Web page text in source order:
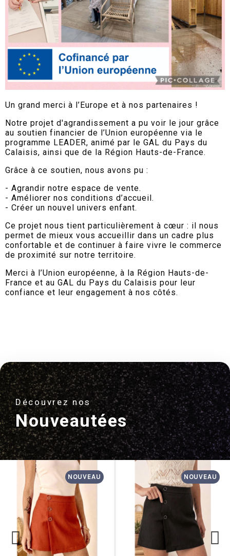
Un grand merci à l’Europe et à nos partenaires !
Notre projet d'agrandissement a pu voir le jour grâce
au soutien financier de l’Union européenne via le
programme LEADER, animé par le GAL du Pays du
Calaisis, ainsi que de la Région Hauts-de-France.
Grâce à ce soutien, nous avons pu :
- Agrandir notre espace de vente.
- Améliorer nos conditions d’accueil.
- Créer un nouvel univers enfant.
Ce projet nous tient particulièrement à cœur : il nous
permet de mieux vous accueillir dans un cadre plus
confortable et de continuer à faire vivre le commerce
de proximité sur notre territoire.
Merci à l’Union européenne, à la Région Hauts-de-
France et au GAL du Pays du Calaisis pour leur
confiance et leur engagement à nos côtés.
Découvrez nos
Nouveautées
NOUVEAU NOUVEAU